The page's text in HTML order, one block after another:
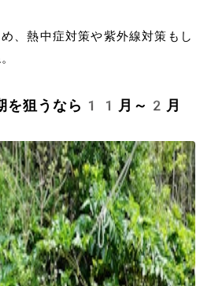
、熱中症対策や紫外線対策もし
を狙うなら11月～2月